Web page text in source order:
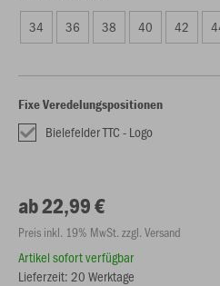
34 36 38 40 42
Fixe Veredelungspositionen
Bielefelder TTC - Logo
ab 22,99 €
Preis inkl. 19% MwSt. zzgl. Versand
Artikel sofort verfügbar
Lieferzeit: 20 Werktage